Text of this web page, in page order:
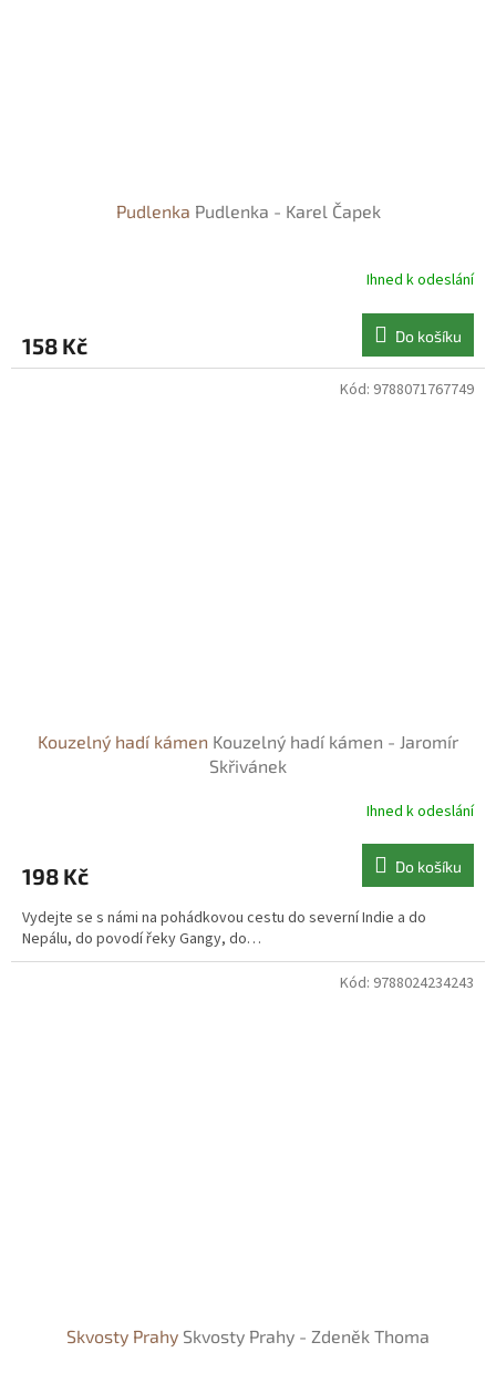
Pudlenka Pudlenka - Karel Čapek
Ihned k odeslání
158 Kč Do košíku
Kouzelný hadí kámen Kouzelný hadí kámen - Jaromír
Skřivánek
Ihned k odeslání
198 Kč Do košíku
Vydejte se s námi na pohádkovou cestu do severní Indie a do
Nepálu, do povodí řeky Gangy, do…
Kód: 9788071767749
Skvosty Prahy Skvosty Prahy - Zdeněk Thoma
Kód: 9788024234243